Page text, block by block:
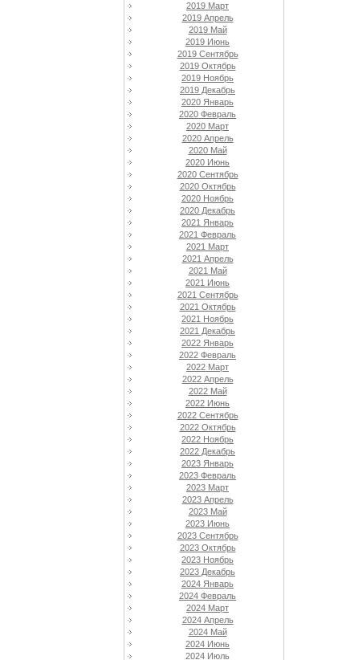
2019 Март
2019 Апрель
2019 Май
2019 Июнь
2019 Сентябрь
2019 Октябрь
2019 Ноябрь
2019 Декабрь
2020 Январь
2020 Февраль
2020 Март
2020 Апрель
2020 Май
2020 Июнь
2020 Сентябрь
2020 Октябрь
2020 Ноябрь
2020 Декабрь
2021 Январь
2021 Февраль
2021 Март
2021 Апрель
2021 Май
2021 Июнь
2021 Сентябрь
2021 Октябрь
2021 Ноябрь
2021 Декабрь
2022 Январь
2022 Февраль
2022 Март
2022 Апрель
2022 Май
2022 Июнь
2022 Сентябрь
2022 Октябрь
2022 Ноябрь
2022 Декабрь
2023 Январь
2023 Февраль
2023 Март
2023 Апрель
2023 Май
2023 Июнь
2023 Сентябрь
2023 Октябрь
2023 Ноябрь
2023 Декабрь
2024 Январь
2024 Февраль
2024 Март
2024 Апрель
2024 Май
2024 Июнь
2024 Июль